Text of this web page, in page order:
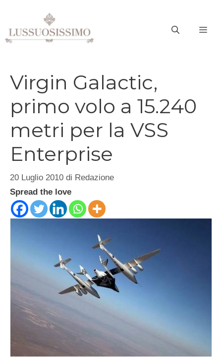
contenuto
Virgin Galactic,
primo volo a 15.240
metri per la VSS
Enterprise
20 Luglio 2010 di Redazione
Spread the love